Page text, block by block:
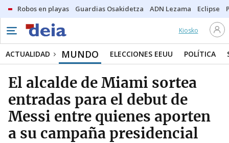
Robos en playas Guardias Osakidetza ADN Lezama Eclipse
Kiosko
ACTUALIDAD MUNDO ELECCIONES EEUU POLÍTICA
El alcalde de Miami sortea
entradas para el debut de
Messi entre quienes aporten
a su campaña presidencial